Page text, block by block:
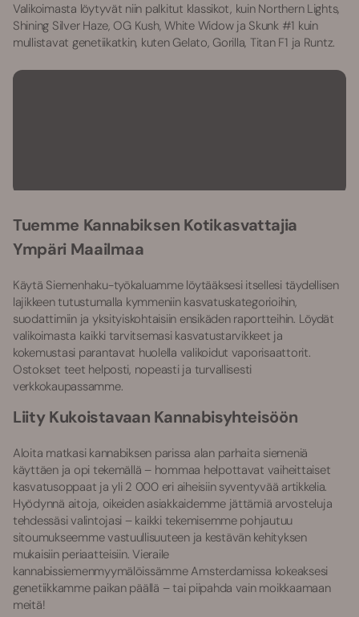
Valikoimasta löytyvät niin palkitut klassikot, kuin Northern Lights,
Shining Silver Haze, OG Kush, White Widow ja Skunk #1 kuin
mullistavat genetiikatkin, kuten Gelato, Gorilla, Titan F1 ja Runtz.
Tuemme Kannabiksen Kotikasvattajia
Ympäri Maailmaa
Käytä Siemenhaku-työkaluamme löytääksesi itsellesi täydellisen
lajikkeen tutustumalla kymmeniin kasvatuskategorioihin,
suodattimiin ja yksityiskohtaisiin ensikäden raportteihin. Löydät
valikoimasta kaikki tarvitsemasi kasvatustarvikkeet ja
kokemustasi parantavat huolella valikoidut vaporisaattorit.
Ostokset teet helposti, nopeasti ja turvallisesti
verkkokaupassamme.
Liity Kukoistavaan Kannabisyhteisöön
Aloita matkasi kannabiksen parissa alan parhaita siemeniä
käyttäen ja opi tekemällä – hommaa helpottavat vaiheittaiset
kasvatusoppaat ja yli 2 000 eri aiheisiin syventyvää artikkelia.
Hyödynnä aitoja, oikeiden asiakkaidemme jättämiä arvosteluja
tehdessäsi valintojasi – kaikki tekemisemme pohjautuu
sitoumukseemme vastuullisuuteen ja kestävän kehityksen
mukaisiin periaatteisiin. Vieraile
kannabissiemenmyymälöissämme Amsterdamissa kokeaksesi
genetiikkamme paikan päällä – tai piipahda vain moikkaamaan
meitä!